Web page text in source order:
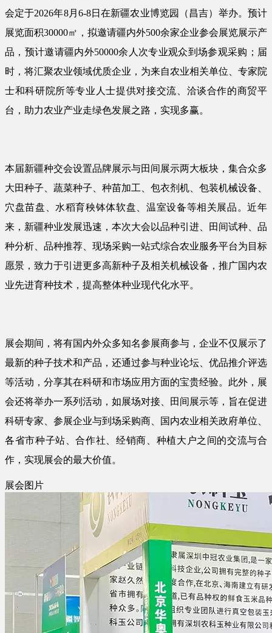
会定于2026年8月6-8日在新疆农业博览园（昌吉）举办。预计
展览面积30000㎡，拟邀请疆内外500余家企业参会展览展示产
品，预计邀请疆内外50000余人次专业观众到场参观采购；届
时，将汇聚农业领域优质企业，为来自农业相关单位、专家院
士和科研院所等专业人士提供对接交流、洽谈合作的商贸平
台，助力农业产业走绿色发展之路，实现多赢。
本届新疆种交会设置品牌展示与田间展示两大板块，集合众多
大田种子、蔬菜种子、种苗加工、包衣剂机、包装机械设备、
穴盘苗盘、水稻育秧钵体软盘、温室设备等相关展品。近年
来，新疆种业发展迅速，本次大会以品种引进、田间试种、品
种分析、品种推荐、现场采购一站式综合农业服务平台为目标
愿景，致力于引进更多高新种子及相关机械设备，推广国内农
业先进育种技术，提高整体种业现代化水平。
展会期间，将有国内外众多知名参展商参与，企业不仅展示了
最新的种子技术和产品，还通过参与种业论坛、优品推介评选
等活动，分享其在科研和市场应用方面的宝贵经验。此外，展
会还将举办一系列活动，如展场对接、田间展示等，旨在促进
科研专家、参展企业与到场采购商、国内农业相关政府单位、
各省市种子站、合作社、经销商、种植大户之间的交流与合
作，实现展会的最大价值。
展会图片